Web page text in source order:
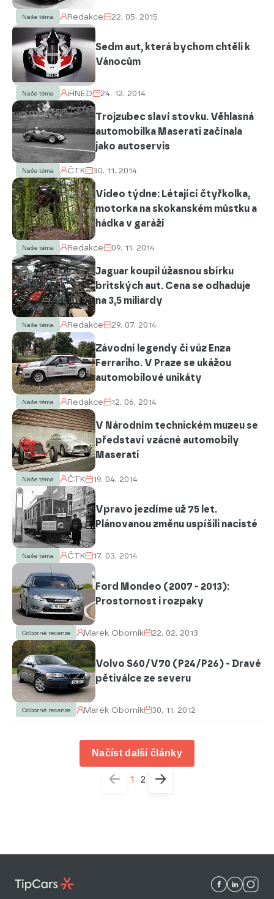
Naše téma Redakce 22. 05. 2015
Sedm aut, která bychom chtěli k
Vánocům
Naše téma iHNED 24. 12. 2014
Trojzubec slaví stovku. Věhlasná
automobilka Maserati začínala
jako autoservis
Naše téma ČTK 30. 11. 2014
Video týdne: Létající čtyřkolka,
motorka na skokanském můstku a
hádka v garáži
Naše téma Redakce 09. 11. 2014
Jaguar koupil úžasnou sbírku
britských aut. Cena se odhaduje
na 3,5 miliardy
Naše téma Redakce 29. 07. 2014
Závodní legendy či vůz Enza
Ferrariho. V Praze se ukážou
automobilové unikáty
Naše téma Redakce 12. 06. 2014
V Národním technickém muzeu se
představí vzácné automobily
Maserati
Naše téma ČTK 19. 04. 2014
Vpravo jezdíme už 75 let.
Plánovanou změnu uspíšili nacisté
Naše téma ČTK 17. 03. 2014
Ford Mondeo (2007 - 2013):
Prostornost i rozpaky
Odborné recenze Marek Oborník 22. 02. 2013
Volvo S60/V70 (P24/P26) - Dravé
pětiválce ze severu
Odborné recenze Marek Oborník 30. 11. 2012
Načíst další články
1 2